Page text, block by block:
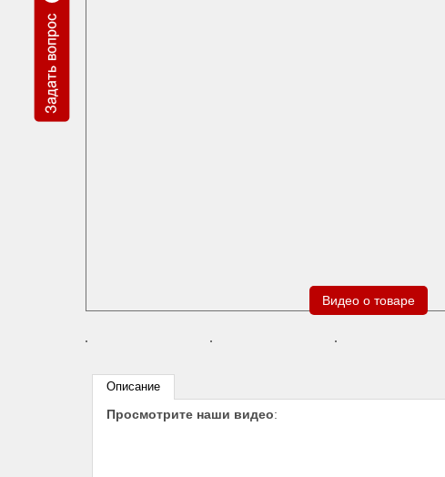
Видео о товаре
Описание
Просмотрите наши видео: